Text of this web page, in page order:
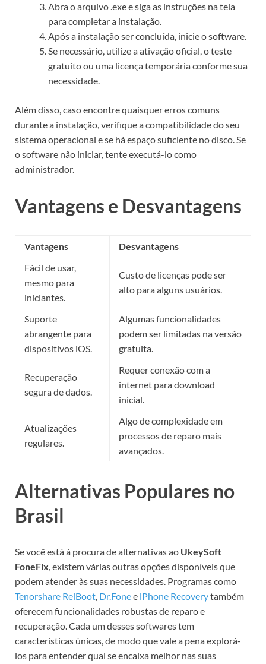
Abra o arquivo .exe e siga as instruções na tela
para completar a instalação.
Após a instalação ser concluída, inicie o software.
Se necessário, utilize a ativação oficial, o teste
gratuito ou uma licença temporária conforme sua
necessidade.
Além disso, caso encontre quaisquer erros comuns
durante a instalação, verifique a compatibilidade do seu
sistema operacional e se há espaço suficiente no disco. Se
o software não iniciar, tente executá-lo como
administrador.
Vantagens e Desvantagens
Vantagens
Desvantagens
Fácil de usar,
mesmo para
iniciantes.
Custo de licenças pode ser
alto para alguns usuários.
Suporte
abrangente para
dispositivos iOS.
Algumas funcionalidades
podem ser limitadas na versão
gratuita.
Recuperação
segura de dados.
Requer conexão com a
internet para download
inicial.
Atualizações
regulares.
Algo de complexidade em
processos de reparo mais
avançados.
Alternativas Populares no
Brasil
Se você está à procura de alternativas ao UkeySoft
FoneFix, existem várias outras opções disponíveis que
podem atender às suas necessidades. Programas como
Tenorshare ReiBoot, Dr.Fonee iPhone Recoverytambém
oferecem funcionalidades robustas de reparo e
recuperação. Cada um desses softwares tem
características únicas, de modo que vale a pena explorá-
los para entender qual se encaixa melhor nas suas